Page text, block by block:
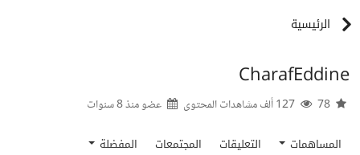
الرئيسية
CharafEddine
عضو منذ8 سنوات
المساهمات التعليقات المجتمعات المفضلة